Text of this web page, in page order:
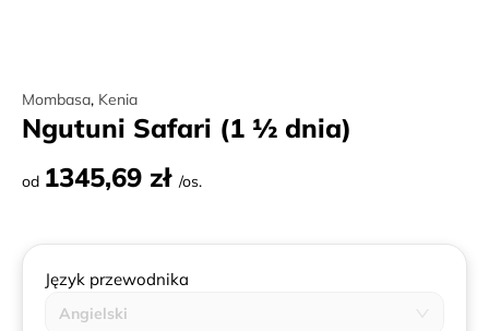
Mombasa, Kenia
Ngutuni Safari (1 ½ dnia)
od 1345,69 zł /os.
Język przewodnika
Angielski